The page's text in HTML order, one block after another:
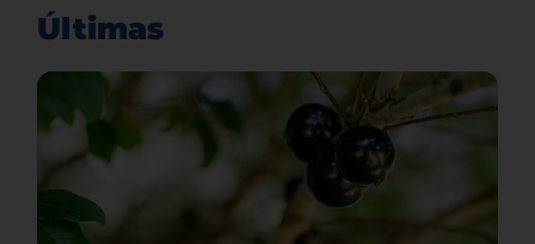
Últimas